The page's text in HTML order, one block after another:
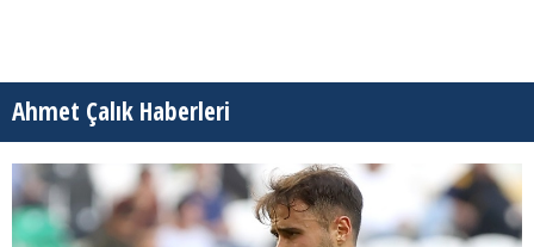
Ahmet Çalık Haberleri